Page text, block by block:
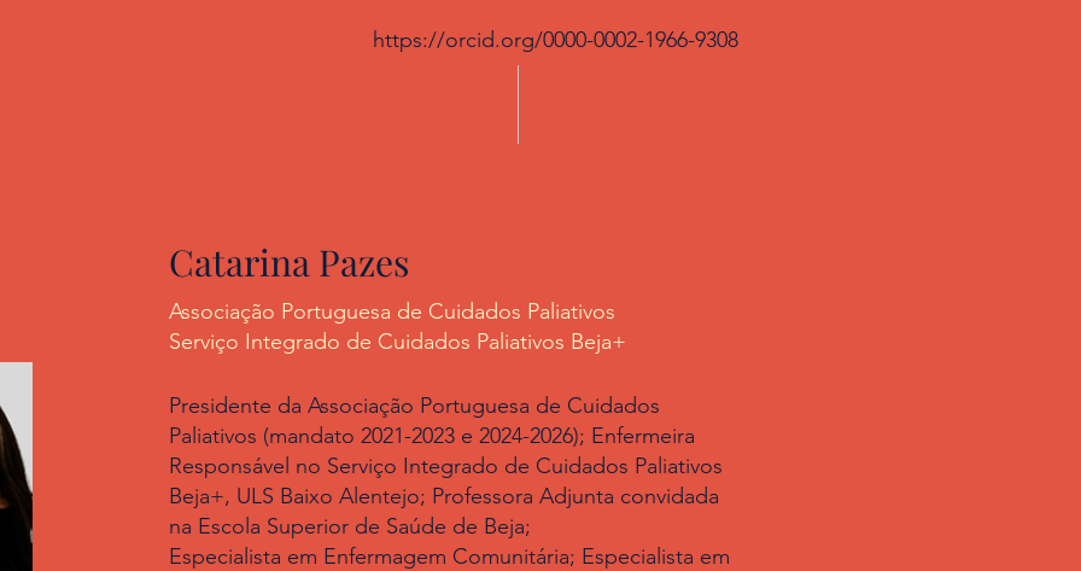
https://orcid.org/0000-0002-1966-9308
Catarina Pazes
Associação Portuguesa de Cuidados Paliativos
Serviço Integrado de Cuidados Paliativos Beja+
Presidente da Associação Portuguesa de Cuidados
Paliativos (mandato 2021-2023 e 2024-2026); Enfermeira
Responsável no Serviço Integrado de Cuidados Paliativos
Beja+, ULS Baixo Alentejo; Professora Adjunta convidada
na Escola Superior de Saúde de Beja;
Especialista em Enfermagem Comunitária; Especialista em